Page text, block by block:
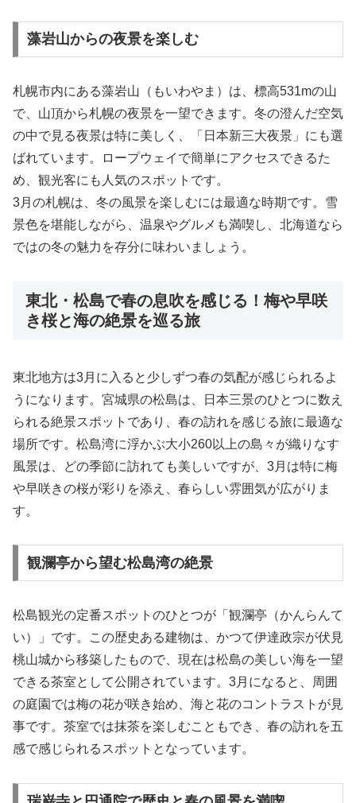
藻岩山からの夜景を楽しむ
札幌市内にある藻岩山（もいわやま）は、標高531mの山
で、山頂から札幌の夜景を一望できます。冬の澄んだ空気
の中で見る夜景は特に美しく、「日本新三大夜景」にも選
ばれています。ロープウェイで簡単にアクセスできるた
め、観光客にも人気のスポットです。
3月の札幌は、冬の風景を楽しむには最適な時期です。雪
景色を堪能しながら、温泉やグルメも満喫し、北海道なら
ではの冬の魅力を存分に味わいましょう。
東北・松島で春の息吹を感じる！梅や早咲
き桜と海の絶景を巡る旅
東北地方は3月に入ると少しずつ春の気配が感じられるよ
うになります。宮城県の松島は、日本三景のひとつに数え
られる絶景スポットであり、春の訪れを感じる旅に最適な
場所です。松島湾に浮かぶ大小260以上の島々が織りなす
風景は、どの季節に訪れても美しいですが、3月は特に梅
や早咲きの桜が彩りを添え、春らしい雰囲気が広がりま
す。
観瀾亭から望む松島湾の絶景
松島観光の定番スポットのひとつが「観瀾亭（かんらんて
い）」です。この歴史ある建物は、かつて伊達政宗が伏見
桃山城から移築したもので、現在は松島の美しい海を一望
できる茶室として公開されています。3月になると、周囲
の庭園では梅の花が咲き始め、海と花のコントラストが見
事です。茶室では抹茶を楽しむこともでき、春の訪れを五
感で感じられるスポットとなっています。